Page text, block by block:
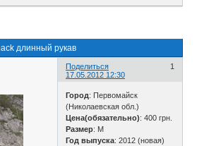
длинный рукав
Поделиться
1
17.05.2012 12:30
Город: Первомайск
(Николаевская обл.)
Цена(обязательно): 400 грн.
Размер: М
Год выпуска: 2012 (новая)